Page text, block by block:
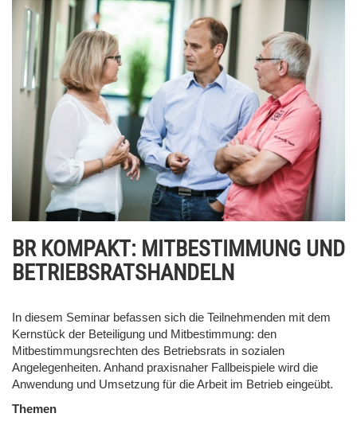
BR KOMPAKT: MITBESTIMMUNG UND
BETRIEBSRATSHANDELN
In diesem Seminar befassen sich die Teilnehmenden mit dem
Kernstück der Beteiligung und Mitbestimmung: den
Mitbestimmungsrechten des Betriebsrats in sozialen
Angelegenheiten. Anhand praxisnaher Fallbeispiele wird die
Anwendung und Umsetzung für die Arbeit im Betrieb eingeübt.
Themen